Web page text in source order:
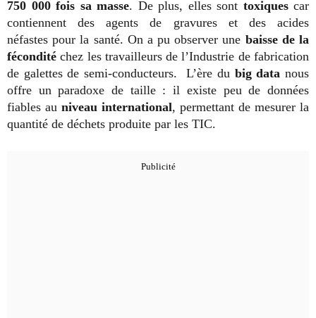
750 000 fois sa masse. De plus, elles sont toxiquescar
contiennent des agents de gravures et des acides
néfastes pour la santé. On a pu observer une baisse de la
fécondité chez les travailleurs de l’Industrie de fabrication
de galettes de semi-conducteurs. L’ère du big data nous
offre un paradoxe de taille : il existe peu de données
fiables au niveau international, permettant de mesurer la
quantité de déchets produite par les TIC.